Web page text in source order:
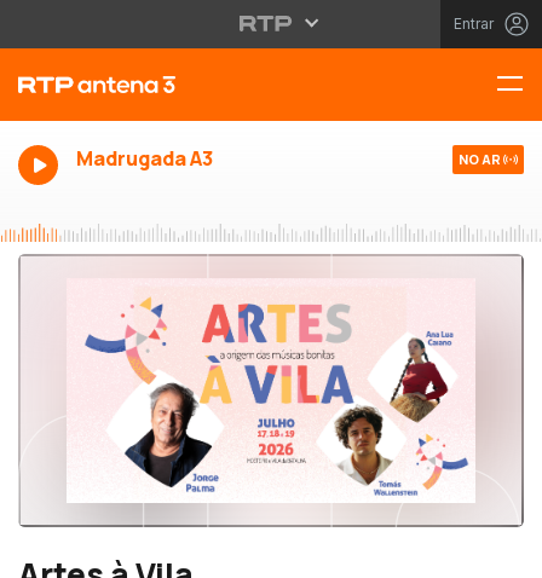
Entrar
Madrugada A3 NO AR